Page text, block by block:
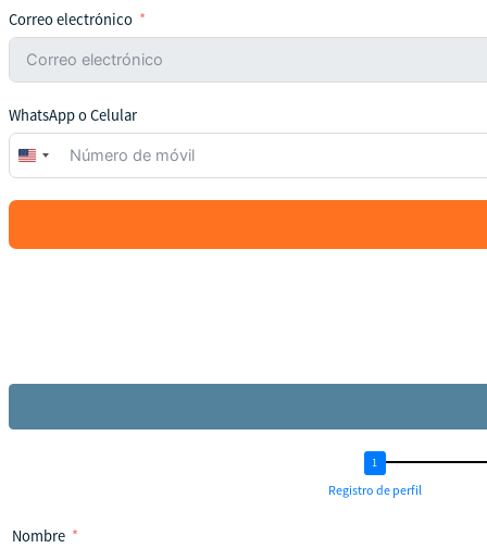
Correo electrónico
WhatsApp o Celular
United
States
+1
Registro de perfil
Nombre